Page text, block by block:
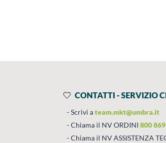
CONTATTI - SERVIZIO
Scrivi ateam.mkt@umbra.it
Chiama il NV ORDINI 800
Chiama il NV ASSISTENZA